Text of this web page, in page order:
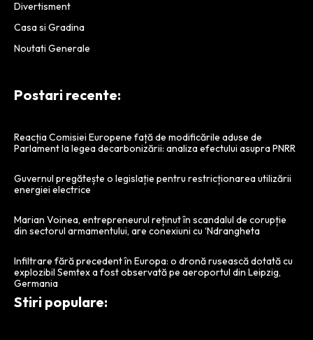
Divertisment
Casa si Gradina
Noutati Generale
Postari recente:
Reacția Comisiei Europene față de modificările aduse de
Parlament la legea decarbonizării: analiza efectului asupra PNRR
Guvernul pregătește o legislație pentru restricționarea utilizării
energiei electrice
Marian Voinea, entrepreneurul reținut în scandalul de corupție
din sectorul armamentului, are conexiuni cu ‘Ndrangheta
Infiltrare fără precedent în Europa: o dronă rusească dotată cu
explozibil Semtex a fost observată pe aeroportul din Leipzig,
Germania
Stiri populare: